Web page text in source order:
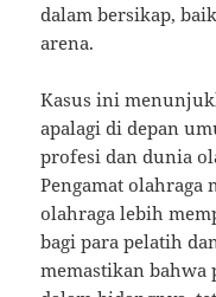
dalam bersikap,
arena.
Kasus ini
apalagi di depan
profesi dan dunia
Pengamat olahraga
olahraga lebih
bagi para pelatih
memastikan